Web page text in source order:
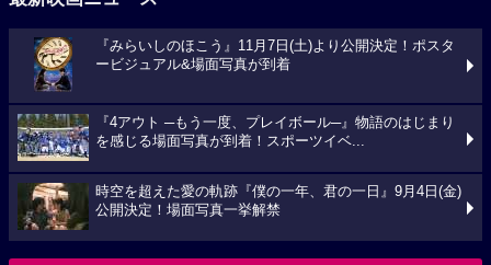
『みらいしのほこう』11月7日(土)より公開決定！ポスタ
ービジュアル&場面写真が到着
『4アウト ─もう一度、プレイボール─』物語のはじまり
を感じる場面写真が到着！スポーツイベ...
時空を超えた愛の軌跡『僕の一年、君の一日』9月4日(金)
公開決定！場面写真一挙解禁